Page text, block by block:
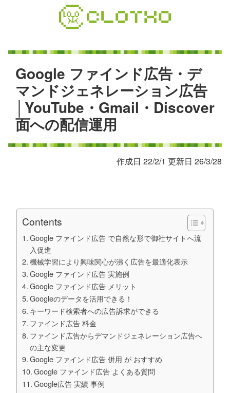
Google フ ァイン ド広告 ・ デ
マン ドジェネレーショ ン広告
│ YouTube ・ Gmail ・ Discover
面への配信運用
作成日 22/2/1 更新日 26/3/28
Contents
Google ファインド広告 で自然な形で御社サイトへ流
入促進
機械学習により興味関心が沸く広告を最適化表示
Google ファインド広告 実施例
Google ファインド広告 メリット
Googleのデータを活用できる！
キーワード検索者への広告訴求ができる
ファインド広告 料金
ファインド広告からデマンドジェネレーション広告へ
の主な変更
Google ファインド広告 併用 が おすすめ
Google ファインド広告 よくある質問
Google広告 実績 事例